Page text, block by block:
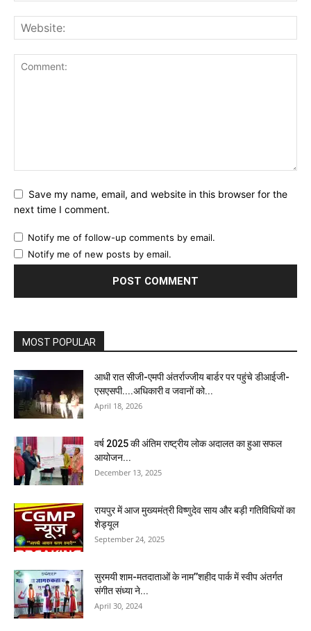
Save my name, email, and website in this browser for the
next time I comment.
Notify me of follow-up comments by email.
Notify me of new posts by email.
MOST POPULAR
आधी रात सीजी-एमपी अंतर्राज्जीय बार्डर पर पहुंचे डीआईजी-
एसएसपी....अधिकारी व जवानों को...
April 18, 2026
वर्ष 2025 की अंतिम राष्ट्रीय लोक अदालत का हुआ सफल
आयोजन...
December 13, 2025
रायपुर में आज मुख्यमंत्री विष्णुदेव साय और बड़ी गतिविधियों का
शेड्यूल
September 24, 2025
सुरमयी शाम-मतदाताओं के नाम’’शहीद पार्क में स्वीप अंतर्गत
संगीत संध्या ने...
April 30, 2024